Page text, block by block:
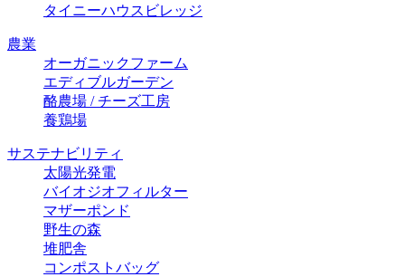
タイニーハウスビレッジ
農業
オーガニックファーム
エディブルガーデン
酪農場 / チーズ⼯房
養鶏場
サステナビリティ
太陽光発電
バイオジオフィルター
マザーポンド
野生の森
堆肥舎
コンポストバッグ